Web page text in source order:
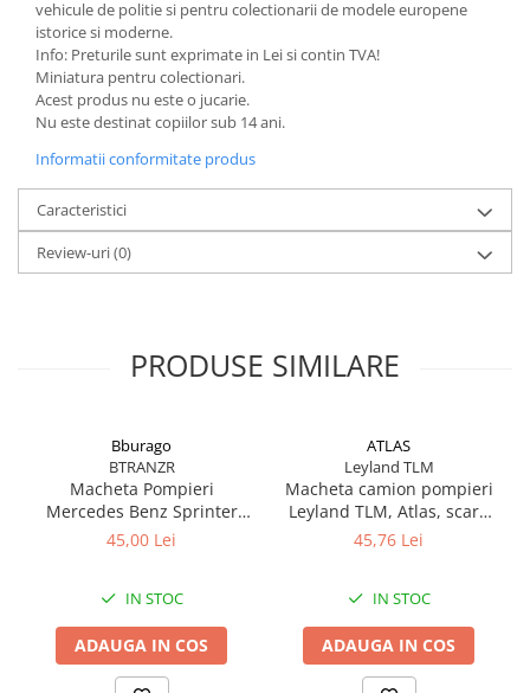
TRICOURI TEMATICE 3D
vehicule de politie si pentru colectionarii de modele europene
istorice si moderne.
Info: Preturile sunt exprimate in Lei si contin TVA!
Miniatura pentru colectionari.
Acest produs nu este o jucarie.
Nu este destinat copiilor sub 14 ani.
Informatii conformitate produs
Caracteristici
Review-uri(0)
PRODUSE SIMILARE
Bburago
BTRANZR
Macheta Pompieri
Mercedes Benz Sprinter
Brandweer N.L. 1:50
45,00 Lei
IN STOC
ADAUGA IN COS
ATLAS
Leyland TLM
Macheta camion pompieri
Leyland TLM, Atlas, scara
1:72
45,76 Lei
IN STOC
ADAUGA IN COS